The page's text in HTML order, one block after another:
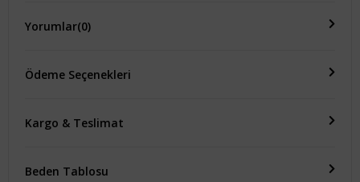
Yorumlar(0)
Ödeme Seçenekleri
Kargo & Teslimat
Beden Tablosu